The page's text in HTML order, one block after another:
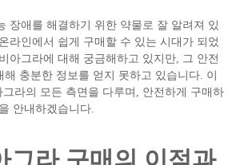
장애를 해결하기 위한 약물로 잘 알려져 있
라인에서 쉽게 구매할 수 있는 시대가 되었
아그라에 대해 궁금해하고 있지만, 그 안전
충분한 정보를 얻지 못하고 있습니다. 이
라의 모든 측면을 다루며, 안전하게 구매하
안내하겠습니다.
그라 구매의 이점과